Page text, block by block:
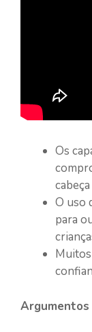
Os
cabeça
O uso
para